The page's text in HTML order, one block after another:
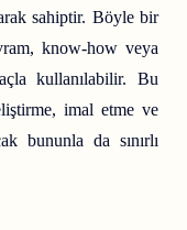
sahiptir. Böyle bir
know-how veya
kullanılabilir. Bu
imal etme ve
bununla da sınırlı